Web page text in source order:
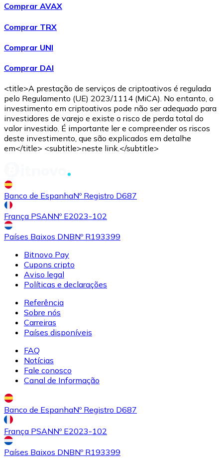
ComprarAvalanche
ComprarShiba Inucom transferência bancárias
SHIB
ComprarUniswap
UNI
ComprarEthereum Classiccom transferência bancárias
ETC
Comprar AVAX
Comprar TRX
Comprar UNI
Comprar DAI
<title>A prestação de serviços de criptoativos é regulada
pelo Regulamento (UE) 2023/1114 (MiCA). No entanto, o
investimento em criptoativos pode não ser adequado para
investidores de varejo e existe o risco de perda total do
valor investido. É importante ler e compreender os riscos
deste investimento, que são explicados em detalhe
em</title> <subtitle>neste link.</subtitle>
Banco de EspanhaNº Registro D687
França PSANNº E2023-102
Países Baixos DNBNº R193399
Bitnovo Pay
Cupons cripto
Aviso legal
Políticas e declarações
Referência
Sobre nós
Carreiras
Países disponíveis
FAQ
Notícias
Fale conosco
Canal de Informação
Banco de EspanhaNº Registro D687
França PSANNº E2023-102
Países Baixos DNBNº R193399